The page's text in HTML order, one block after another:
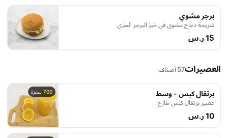
برجر مشوي
شريحة دجاج مشوي في خبز البرجر الطري
15 ر.س
العصيرات57 أصناف
700 سعرة برتقال كبس - وسط
عصير برتقال كبس طازج
10 ر.س